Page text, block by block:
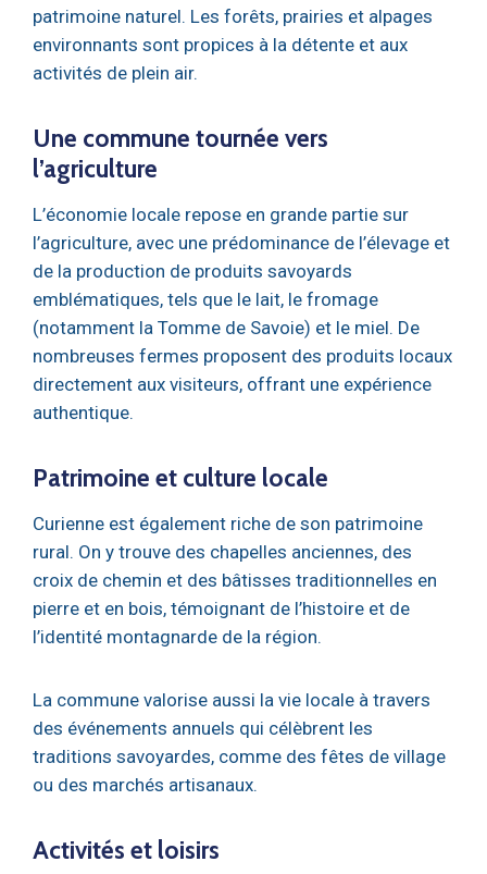
patrimoine naturel. Les forêts, prairies et alpages
environnants sont propices à la détente et aux
activités de plein air.
Une commune tournée vers
l’agriculture
L’économie locale repose en grande partie sur
l’agriculture, avec une prédominance de l’élevage et
de la production de produits savoyards
emblématiques, tels que le lait, le fromage
(notamment la Tomme de Savoie) et le miel. De
nombreuses fermes proposent des produits locaux
directement aux visiteurs, offrant une expérience
authentique.
Patrimoine et culture locale
Curienne est également riche de son patrimoine
rural. On y trouve des chapelles anciennes, des
croix de chemin et des bâtisses traditionnelles en
pierre et en bois, témoignant de l’histoire et de
l’identité montagnarde de la région.
La commune valorise aussi la vie locale à travers
des événements annuels qui célèbrent les
traditions savoyardes, comme des fêtes de village
ou des marchés artisanaux.
Activités et loisirs